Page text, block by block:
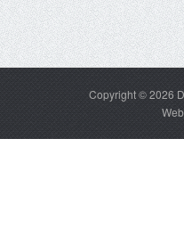
Copyright © 2026